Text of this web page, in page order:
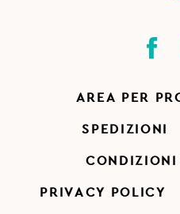
AREA PER
SPEDIZIONI
PRIVACY POLICY